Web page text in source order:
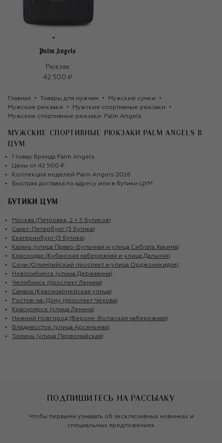
Рюкзак
42 500 ₽
Главная Товары для мужчин
Мужские сумки
Мужские рюкзаки
Мужские спортивные рюкзаки
Мужские спортивные рюкзаки  Palm Angels
МУЖСКИЕ СПОРТИВНЫЕ РЮКЗАКИ PALM ANGELS
В
ЦУМ
1 товар бренда Palm Angels
Цены от 42 500 ₽
Коллекция моделей Palm Angels 2026
Быстрая доставка по адресу или в бутики ЦУМ
БУТИКИ ЦУМ
Москва (Петровка, 2 + 5 бутиков)
Санкт-Петербург (3 бутика)
Екатеринбург (3 бутика)
Казань (улица Право-Булачная и улица Сибгата Хакима)
Краснодар (Кубанская набережная и улица Дальняя)
Сочи (Олимпийский проспект и улица Орджоникидзе)
Новосибирск (улица Державина)
Челябинск (проспект Ленина)
Самара (Красноармейская улица)
Ростов-на-Дону (проспект Чехова)
Красноярск (улица Ленина)
Нижний Новгород (Верхне-Волжская набережная)
Владивосток (улица Арсеньева)
Тюмень (улица Первомайская)
ПОДПИШИТЕСЬ НА РАССЫЛКУ
Чтобы первыми узнавать об эксклюзивных новинках и
специальных предложениях